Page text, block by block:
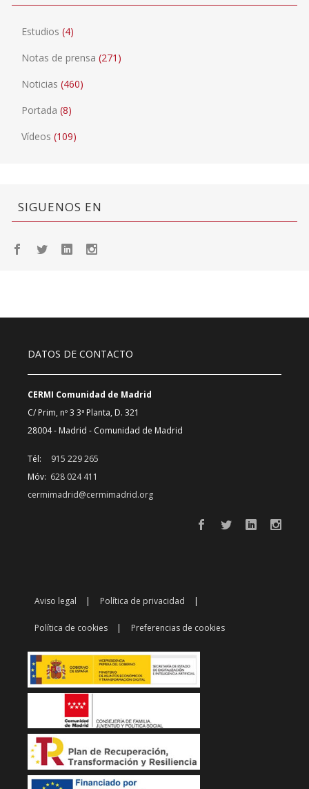
Estudios (4)
Notas de prensa (271)
Noticias (460)
Portada (8)
Vídeos (109)
SIGUENOS EN
DATOS DE CONTACTO
CERMI Comunidad de Madrid
C/ Prim, nº 3 3ª Planta, D. 321
28004 - Madrid - Comunidad de Madrid
Tél:
915 229 265
Móv: 628 024 411
cermimadrid@cermimadrid.org
Aviso legal Política de privacidad
Política de cookies Preferencias de cookies